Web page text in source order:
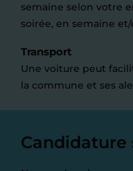
semaine selon votre
soirée, en semaine
Transport
Une voiture peut
la commune et ses
Candidature